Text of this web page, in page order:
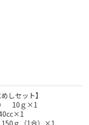
しセット】
） 10ｇ×1